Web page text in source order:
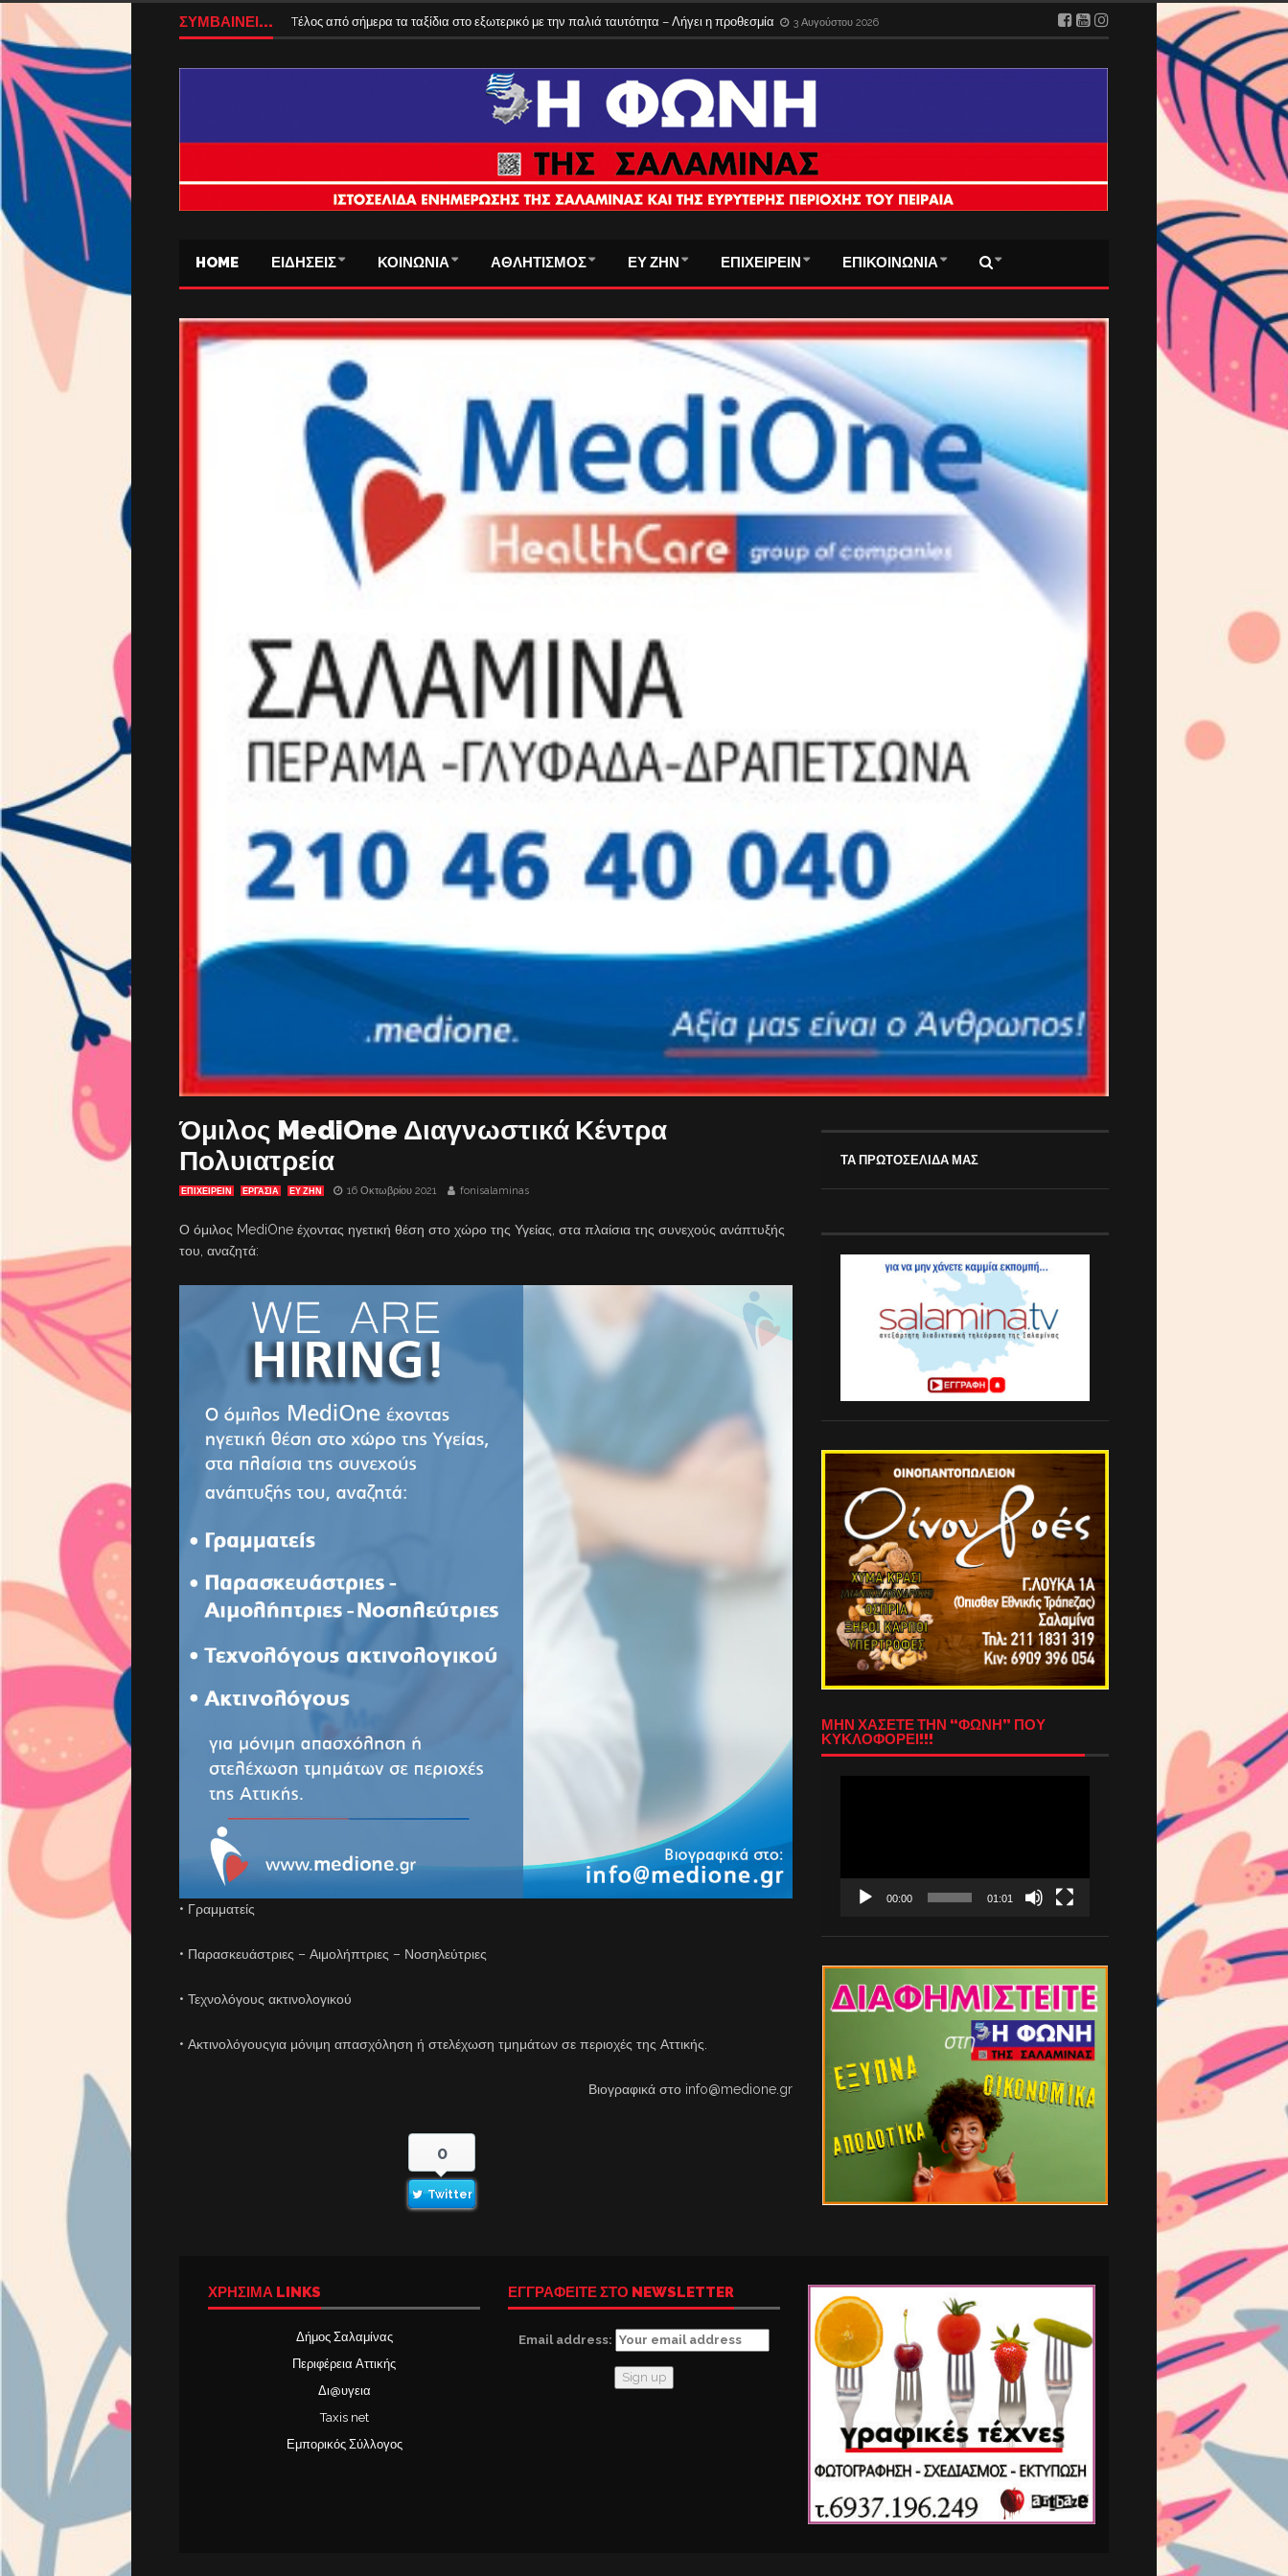
ΣΥΜΒΑΙΝΕΙ... Tέλος από σήμερα τα ταξίδια στο εξωτερικό με την παλιά ταυτότητα – Λήγει η προθεσμία 3 Αυγούστου 2026
HOME ΕΙΔΗΣΕΙΣ ΚΟΙΝΩΝΙΑ ΑΘΛΗΤΙΣΜΟΣ ΕΥ ΖΗΝ ΕΠΙΧΕΙΡΕΙΝ ΕΠΙΚΟΙΝΩΝΙΑ
Όμιλος MediOne Διαγνωστικά Κέντρα
Πολυιατρεία
ΕΠΙΧΕΙΡΕΙΝ ΕΡΓΑΣΊΑ ΕΥ ΖΗΝ 16 Οκτωβρίου 2021 fonisalaminas
Ο όμιλος MediOne έχοντας ηγετική θέση στο χώρο της Υγείας, στα πλαίσια της συνεχούς ανάπτυξής
του, αναζητά:
• Γραμματείς
• Παρασκευάστριες – Αιμολήπτριες – Νοσηλεύτριες
• Τεχνολόγους ακτινολογικού
• Ακτινολόγουςγια μόνιμη απασχόληση ή στελέχωση τμημάτων σε περιοχές της Αττικής.
Βιογραφικά στο info@medione.gr
0
Twitter
ΤΑ ΠΡΩΤΟΣΕΛΙΔΑ ΜΑΣ
ΜΗΝ ΧΑΣΕΤΕ ΤΗΝ “ΦΩΝΗ” ΠΟΥ
ΚΥΚΛΟΦΟΡΕΙ!!!
00:00 01:01
ΧΡΉΣΙΜΑ LINKS
Δήμος Σαλαμίνας
Περιφέρεια Αττικής
Δι@υγεια
Taxis net
Εμπορικός Σύλλογος
ΕΓΓΡΑΦΕΙΤΕ ΣΤΟ NEWSLETTER
Email address: